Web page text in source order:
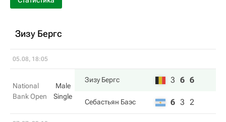
Зизу Бергс
05.08, 18:05
National
Bank Open
Male
Single
Зизу Бергс 3 6 6
Себастьян Баэс 6 3 2